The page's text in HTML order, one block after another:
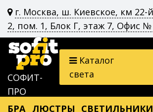
г. Москва, ш. Киевское, км 22-
2, пом. 1, Блок Г, этаж 7, Офис №
СОФИТ-
ПРО
Каталог
света
БРА ЛЮСТРЫ СВЕТИЛЬНИКИ